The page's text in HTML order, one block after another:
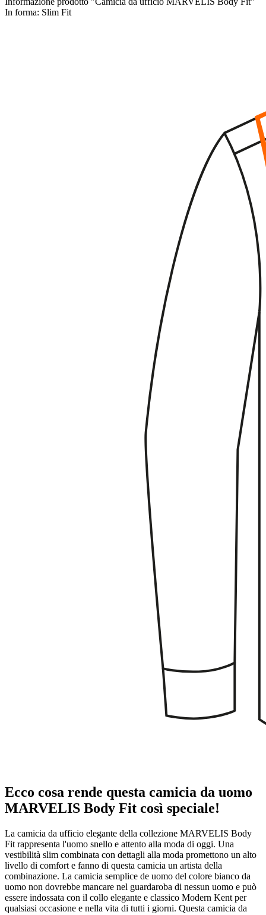
In forma: Slim Fit
Ecco cosa rende questa camicia da uomo
MARVELIS Body Fit così speciale!
La camicia da ufficio elegante della collezione MARVELIS Body
Fit rappresenta l'uomo snello e attento alla moda di oggi. Una
vestibilità slim combinata con dettagli alla moda promettono un alto
livello di comfort e fanno di questa camicia un artista della
combinazione. La camicia semplice de uomo del colore bianco da
uomo non dovrebbe mancare nel guardaroba di nessun uomo e può
essere indossata con il collo elegante e classico Modern Kent per
qualsiasi occasione e nella vita di tutti i giorni. Questa camicia da